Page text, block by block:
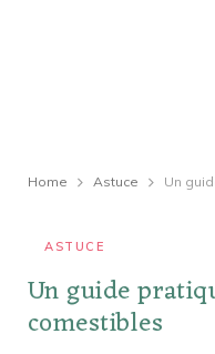
Home Astuce Un
ASTUCE
Un guide
comestibles